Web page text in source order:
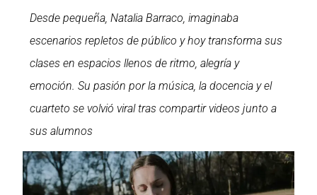
Desde pequeña, Natalia Barraco, imaginaba
escenarios repletos de público y hoy transforma sus
clases en espacios llenos de ritmo, alegría y
emoción. Su pasión por la música, la docencia y el
cuarteto se volvió viral tras compartir videos junto a
sus alumnos